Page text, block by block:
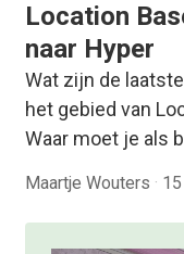
Location
naar Hyper
Wat zijn de
het gebied van
Waar moet je als
Maartje Wouters ·